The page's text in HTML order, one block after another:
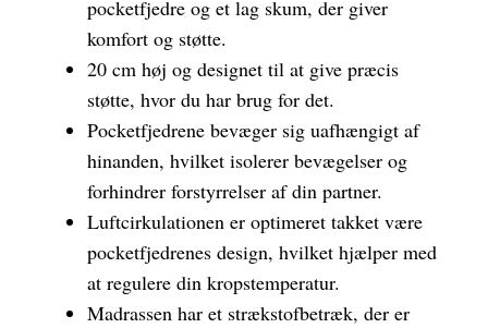
pocketfjedre og et lag skum, der giver
komfort og støtte.
20 cm høj og designet til at give præcis
støtte, hvor du har brug for det.
Pocketfjedrene bevæger sig uafhængigt af
hinanden, hvilket isolerer bevægelser og
forhindrer forstyrrelser af din partner.
Luftcirkulationen er optimeret takket være
pocketfjedrenes design, hvilket hjælper med
at regulere din kropstemperatur.
Madrassen har et strækstofbetræk, der er